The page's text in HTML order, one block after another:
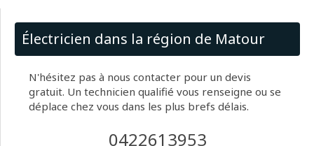
Électricien dans la région de Matour
N'hésitez pas à nous contacter pour un devis
gratuit. Un technicien qualifié vous renseigne ou se
déplace chez vous dans les plus brefs délais.
0422613953